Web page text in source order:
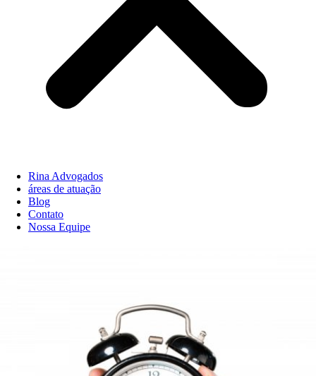
Rina Advogados
áreas de atuação
Blog
Contato
Nossa Equipe